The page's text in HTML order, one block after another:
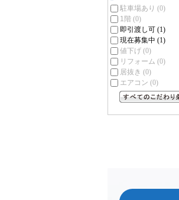
駐車場あり (0)
1階 (0)
即引渡し可 (1)
現在募集中 (1)
値下げ (0)
リフォーム (0)
居抜き (0)
エアコン (0)